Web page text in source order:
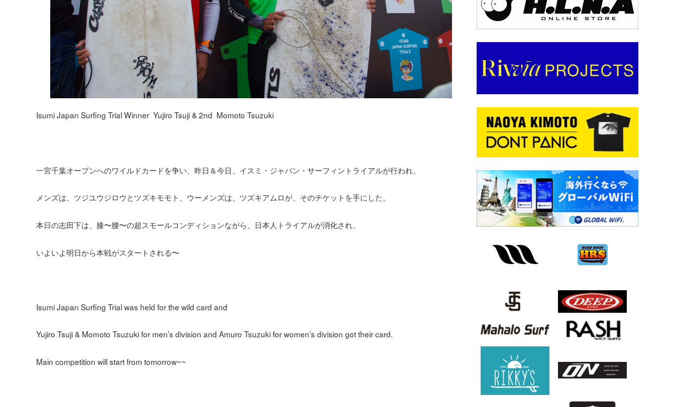
Isumi Japan Surfing Trial Winner Yujiro Tsuji & 2nd Momoto Tsuzuki
一宮千葉オープンへのワイルドカードを争い、昨日＆今日、イスミ・ジャパン・サーフィントライアルが行われ、
メンズは、ツジユウジロウとツズキモモト、ウーメンズは、ツズキアムロが、そのチケットを手にした。
本日の志田下は、膝〜腰〜の超スモールコンディションながら、日本人トライアルが消化され、
いよいよ明日から本戦がスタートされる〜
Isumi Japan Surfing Trial was held for the wild card and
Yujiro Tsuji & Momoto Tsuzuki for men’s division and Amuro Tsuzuki for women’s division got their card.
Main competition will start from tomorrow~~